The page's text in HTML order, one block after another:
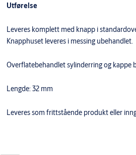
Utførelse
Leveres komplett med knapp i
Knapphuset leveres i messing ubehandlet.
Overflatebehandlet sylinderring og kappe
Lengde: 32 mm
Leveres som frittstående produkt eller